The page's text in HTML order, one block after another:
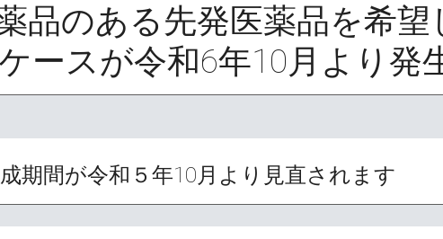
品のある先発医薬品を希
ースが令和6年10月より発
期間が令和５年10月より見直されます